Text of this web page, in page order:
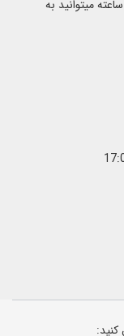
در صورت ایراد یا اشغال خطوط به صورت 24 ساعته میتوانید به
کنید: